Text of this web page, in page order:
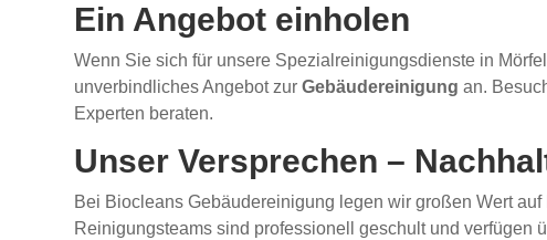
Ein Angebot einholen
Wenn Sie sich für unsere Spezialreinigungsdienste in
unverbindliches Angebot zurGebäudereinigung an.
Experten beraten.
Unser Versprechen –
Bei Biocleans Gebäudereinigung legen wir großen Wert auf
Reinigungsteams sind professionell geschult und verfügen